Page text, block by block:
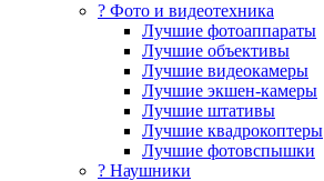
? Фото и видеотехника
Лучшие фотоаппараты
Лучшие объективы
Лучшие видеокамеры
Лучшие экшен-камеры
Лучшие штативы
Лучшие квадрокоптеры
Лучшие фотовспышки
? Наушники